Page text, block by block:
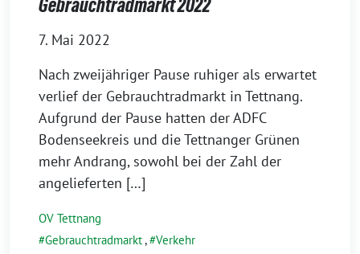
Gebrauchtradmarkt 2022
7. Mai 2022
Nach zwei­jäh­ri­ger Pause ruhi­ger als erwar­tet
ver­lief der Gebrauchtradmarkt in Tettnang.
Aufgrund der Pause hat­ten der ADFC
Bodenseekreis und die Tettnanger Grünen
mehr Andrang, sowohl bei der Zahl der
angelieferten […]
OV Tettnang
Gebrauchtradmarkt, Verkehr